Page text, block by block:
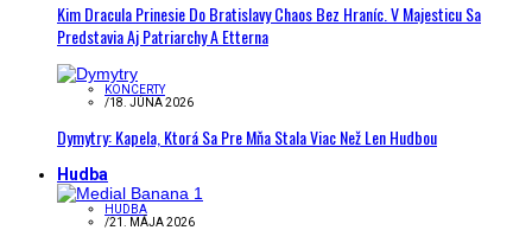
Kim Dracula Prinesie Do Bratislavy Chaos Bez Hraníc. V Majesticu Sa
Predstavia Aj Patriarchy A Etterna
KONCERTY
/18. JÚNA 2026
Dymytry: Kapela, Ktorá Sa Pre Mňa Stala Viac Než Len Hudbou
Hudba
HUDBA
/21. MÁJA 2026